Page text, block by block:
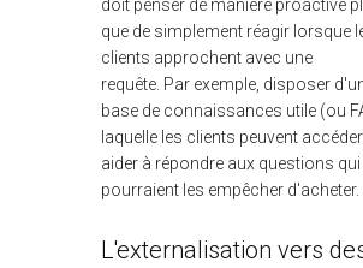
doit penser de manière proactive
que de simplement réagir lorsque
clients approchent avec une
requête. Par exemple, disposer
base de connaissances utile (ou
laquelle les clients peuvent
aider à répondre aux questions qui
pourraient les empêcher d'acheter.
L'externalisation vers